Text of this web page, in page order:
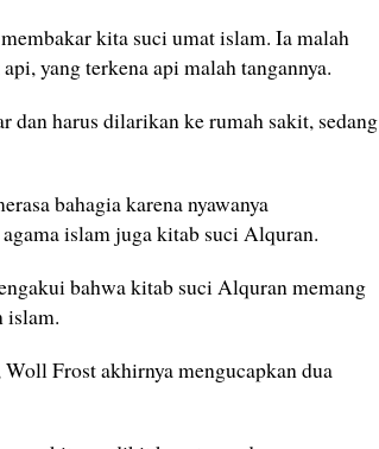
kita suci umat islam. Ia malah
yang terkena api malah tangannya.
dan harus dilarikan ke rumah sakit, sedang
bahagia karena nyawanya
islam juga kitab suci Alquran.
bahwa kitab suci Alquran memang
islam.
Frost akhirnya mengucapkan dua